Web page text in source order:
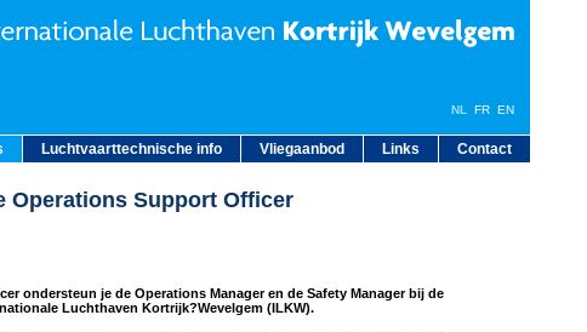
Luchtvaarttechnische info Vliegaanbod Links Contact
NL FR EN
Operations Support Officer
ondersteun je de Operations Manager en de Safety Manager bij de
Luchthaven Kortrijk?Wevelgem (ILKW).